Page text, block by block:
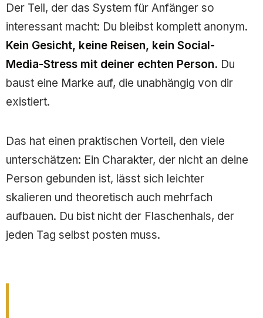
Der Teil, der das System für Anfänger so
interessant macht: Du bleibst komplett anonym.
Kein Gesicht, keine Reisen, kein Social-
Media-Stress mit deiner echten Person. Du
baust eine Marke auf, die unabhängig von dir
existiert.
Das hat einen praktischen Vorteil, den viele
unterschätzen: Ein Charakter, der nicht an deine
Person gebunden ist, lässt sich leichter
skalieren und theoretisch auch mehrfach
aufbauen. Du bist nicht der Flaschenhals, der
jeden Tag selbst posten muss.